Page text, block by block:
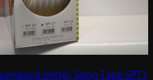
mittel, Spon Tape SPT17